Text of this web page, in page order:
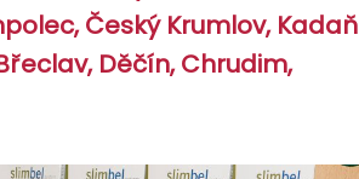
Český Krumlov, Kadaň
Děčín, Chrudim,